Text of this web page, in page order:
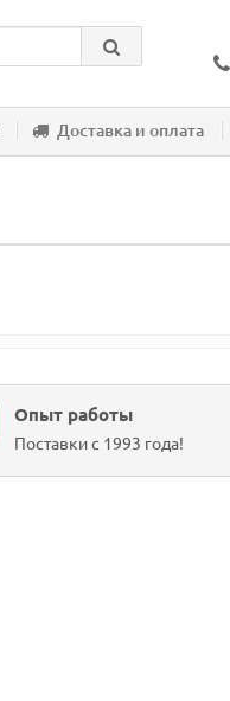
Доставка и оплата
Опыт работы
Поставки с 1993 года!